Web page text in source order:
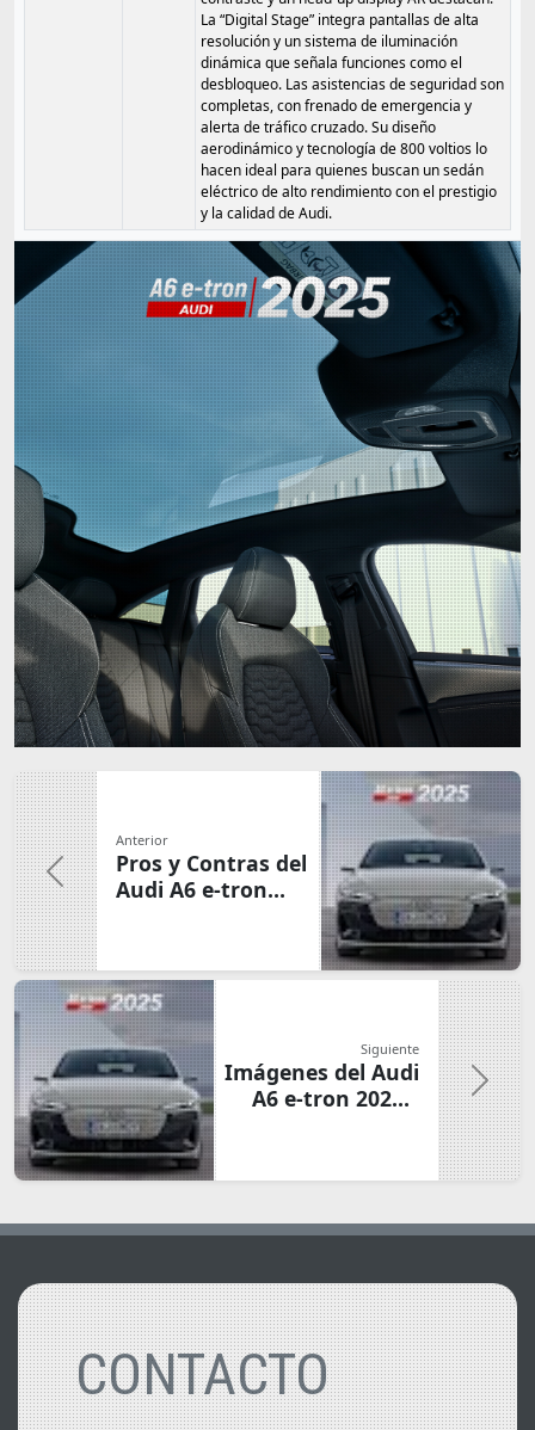
La “Digital Stage” integra pantallas de alta
resolución y un sistema de iluminación
dinámica que señala funciones como el
desbloqueo. Las asistencias de seguridad son
completas, con frenado de emergencia y
alerta de tráfico cruzado. Su diseño
aerodinámico y tecnología de 800 voltios lo
hacen ideal para quienes buscan un sedán
eléctrico de alto rendimiento con el prestigio
y la calidad de Audi.
Anterior
Pros y Contras del
Audi A6 e-tron
Siguiente
Imágenes del Audi
A6 e-tron 2025 ▪
CONTACTO